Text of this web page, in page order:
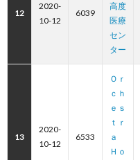
12
2020-
10-12
6039
高度
医療
セン
ター
13
2020-
10-12
6533
Ｏｒ
ｃｈ
ｅｓ
ｔｒ
ａ
Ｈｏ